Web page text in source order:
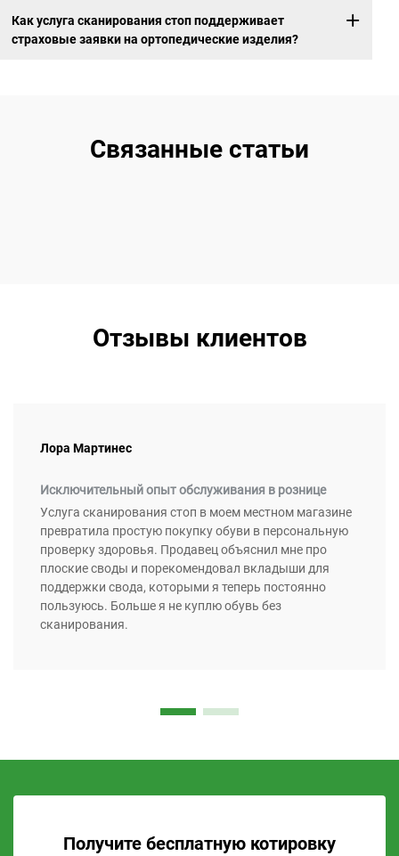
Как услуга сканирования стоп поддерживает
страховые заявки на ортопедические изделия?
Связанные статьи
Отзывы клиентов
Лора Мартинес
Исключительный опыт обслуживания в рознице
Услуга сканирования стоп в моем местном магазине
превратила простую покупку обуви в персональную
проверку здоровья. Продавец объяснил мне про
плоские своды и порекомендовал вкладыши для
поддержки свода, которыми я теперь постоянно
пользуюсь. Больше я не куплю обувь без
сканирования.
Получите бесплатную котировку